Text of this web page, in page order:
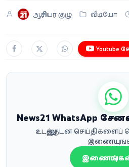
தமிழ்
ஆசிரியர் குழு வீடியோ
Youtube
News21 WhatsApp
உடனுக்குடன்